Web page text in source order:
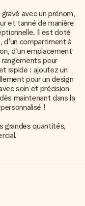
avec un prénom,
et tanné de manière
Il est doté
d'un compartiment à
d'un emplacement
pour
rapide : ajoutez un
pour un design
soin et précision
maintenant dans la
!
grandes quantités,